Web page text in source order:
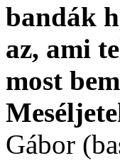
bandák
az, ami
most
Gábor